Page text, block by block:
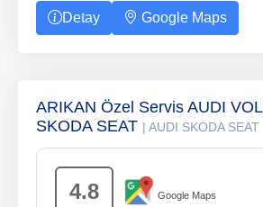
Detay Google Maps
ARIKAN Özel Servis AUDI
SKODA SEAT | AUDI SKODA SEAT
4.8 Google Maps